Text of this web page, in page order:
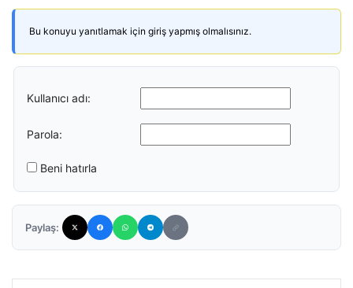
Bu konuyu yanıtlamak için giriş yapmış olmalısınız.
Kullanıcı adı:
Parola:
Beni hatırla
Paylaş: